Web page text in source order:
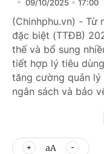
09/10/2025 17:00
(Chinhphu.vn) - Từ
đặc biệt (TTĐB)
thế và bổ sung
tiết hợp lý tiêu
tăng cường quản
ngân sách và bảo
aA